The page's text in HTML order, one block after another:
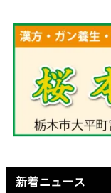
新着ニュース